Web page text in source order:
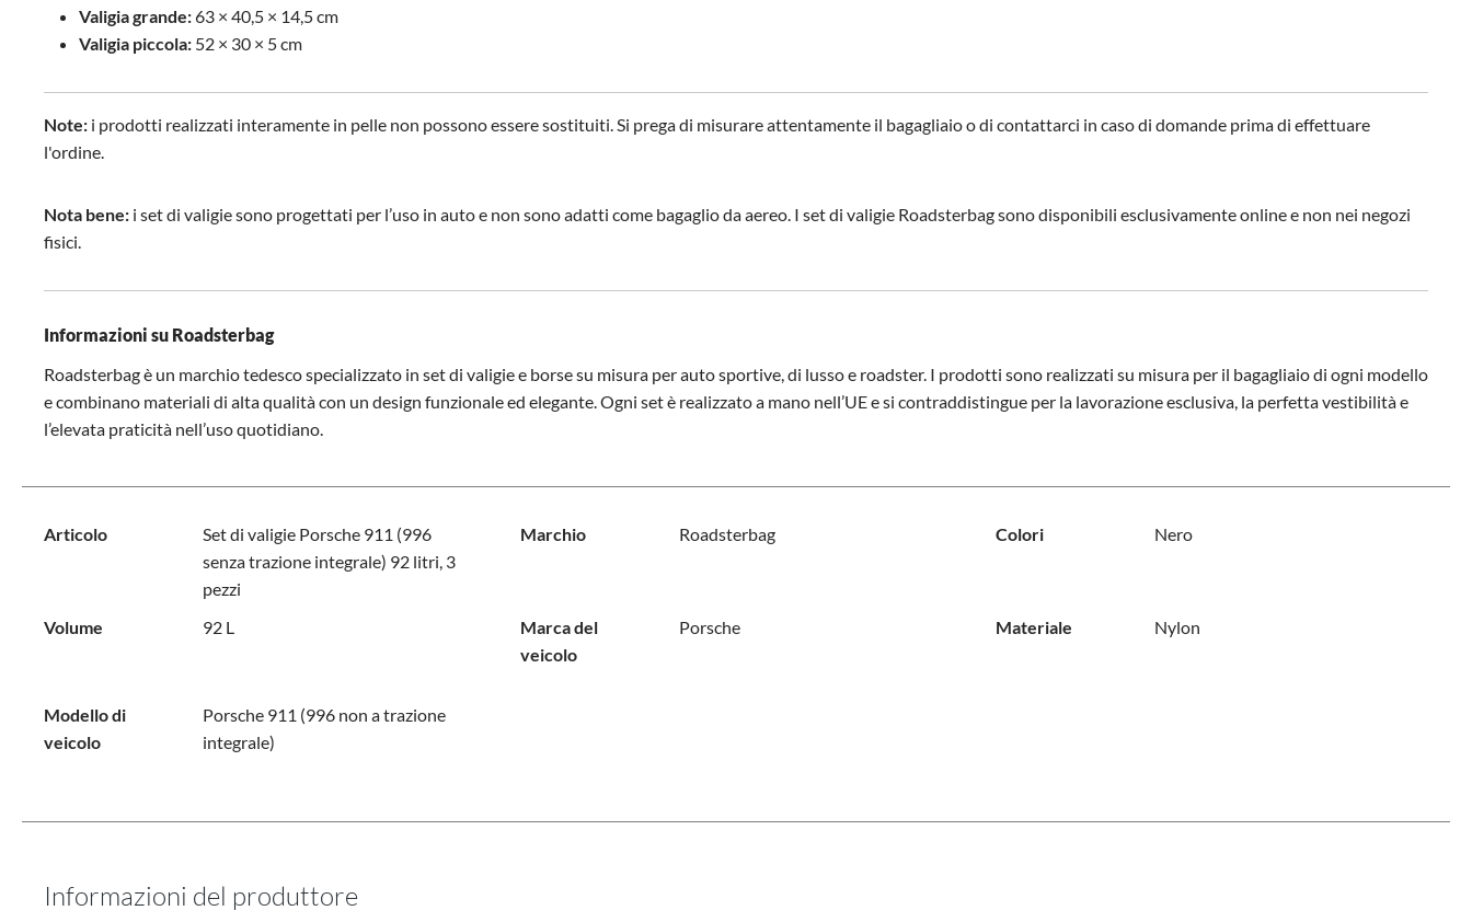
Valigia grande:63 × 40,5 × 14,5 cm
Valigia piccola: 52 × 30 × 5 cm
Note: i prodotti realizzati interamente in pelle non possono essere sostituiti. Si prega di misurare attentamente il bagagliaio o di contattarci in caso di domande prima di effettuare
l'ordine.
Nota bene: i set di valigie sono progettati per l’uso in auto e non sono adatti come bagaglio da aereo. I set di valigie Roadsterbag sono disponibili esclusivamente online e non nei negozi
fisici.
Informazioni su Roadsterbag
Roadsterbag è un marchio tedesco specializzato in set di valigie e borse su misura per auto sportive, di lusso e roadster. I prodotti sono realizzati su misura per il bagagliaio di ogni modello
e combinano materiali di alta qualità con un design funzionale ed elegante. Ogni set è realizzato a mano nell’UE e si contraddistingue per la lavorazione esclusiva, la perfetta vestibilità e
l’elevata praticità nell’uso quotidiano.
Articolo
Set di valigie Porsche 911 (996
senza trazione integrale) 92 litri, 3
pezzi
Marchio Roadsterbag Colori Nero
Volume 92 L
Marca del
veicolo
Porsche Materiale Nylon
Modello di
veicolo
Porsche 911 (996 non a trazione
integrale)
Informazioni del produttore